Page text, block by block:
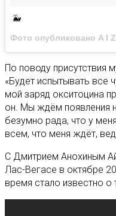
🐳
По поводу присутствия
«Будет испытывать все
мой заряд окситоцина
он. Мы ждём появления
безумно рада, что у
всем, что меня ждёт,
С Дмитрием Анохиным
Лас-Вегасе в октябре
время стало известно